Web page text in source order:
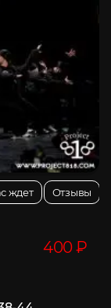
ждет Отзывы
400 ₽